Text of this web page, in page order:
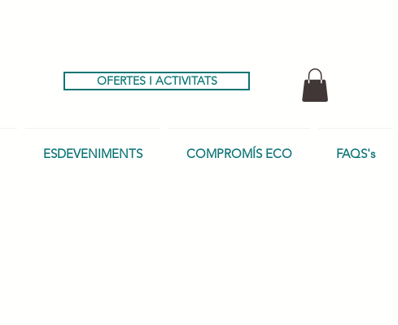
OFERTES I ACTIVITATS
ESDEVENIMENTS COMPROMÍS ECO FAQS's